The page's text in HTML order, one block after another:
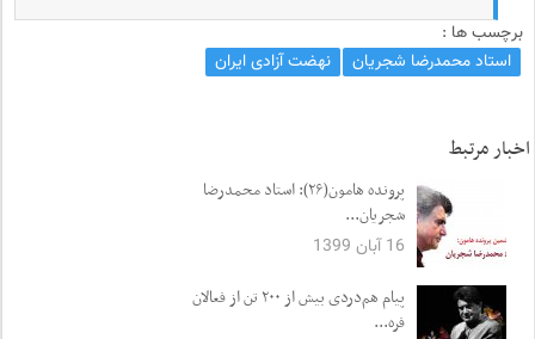
برچسب ها :
استاد محمدرضا شجریان
نهضت آزادی ایران
اخبار مرتبط
پرونده هامون(۲۶): استاد محمدرضا
شجریان...
16 آبان 1399
پیام هم‌دردی بیش از ۲۰۰ تن از فعالان
فره...